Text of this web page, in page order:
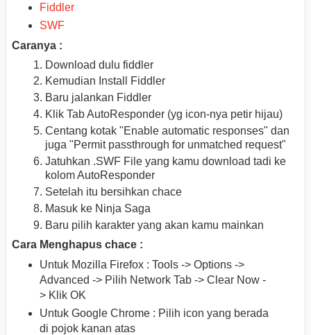
Fiddler
SWF
Caranya :
Download dulu fiddler
Kemudian Install Fiddler
Baru jalankan Fiddler
Klik Tab AutoResponder (yg icon-nya petir hijau)
Centang kotak "Enable automatic responses" dan
juga "Permit passthrough for unmatched request"
Jatuhkan .SWF File yang kamu download tadi ke
kolom AutoResponder
Setelah itu bersihkan chace
Masuk ke Ninja Saga
Baru pilih karakter yang akan kamu mainkan
Cara Menghapus chace :
Untuk Mozilla Firefox : Tools -> Options ->
Advanced -> Pilih Network Tab -> Clear Now -
> Klik OK
Untuk Google Chrome : Pilih icon yang berada
di pojok kanan atas